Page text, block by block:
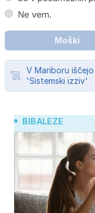
Ne vem.
Moški
V Mariboru
'Sistemski izziv'
BIBALEZE